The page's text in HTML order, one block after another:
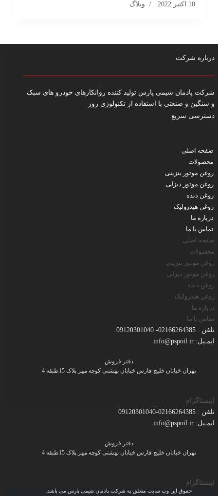
10 اکتبر 2022 وبلاگ
درباره شرکت
شرکت پادمان شیمی پارس تولید کننده روانکارهای خودرو های سبک
و سنگین و صنعتی با استفاده از تکنولوژی روز
دسترسی سریع
صفحه اصلی
محصولات
روغن موتور بنزینی
روغن موتور دیزلی
روغن دنده
روغن هیدرولیک
درباره ما
تماس با ما
صفحه اصلی
محصولات
روغن موتور بنزینی
روغن موتور دیزلی
روغن دنده
روغن هیدرولیک
درباره ما
تماس با ما
تلفن : 02166264385- 09120301040
ایمـیل: info@pspoil.ir
دفتر فروش
تهران خیابان خلیج فارس خیابان بهشتی کوچه مهر پلاک 15طبقه 4
اینستاگرام
تلفن : 02166264385-09120301040
ایمـیل: info@pspoil.ir
دفتر فروش
تهران خیابان خلیج فارس خیابان بهشتی کوچه مهر پلاک 15طبقه 4
اینستاگرام
حقوق این وب سایت متعلق به شرکت پادمان شیمی پارس می باشد.